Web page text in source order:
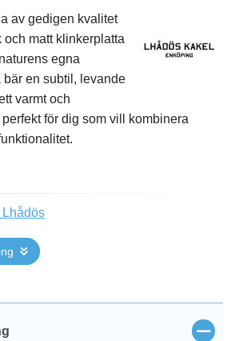
av gedigen kvalitet
och matt klinkerplatta
egna
bär en subtil, levande
varmt och
för dig som vill kombinera
Lhådös
Stäng